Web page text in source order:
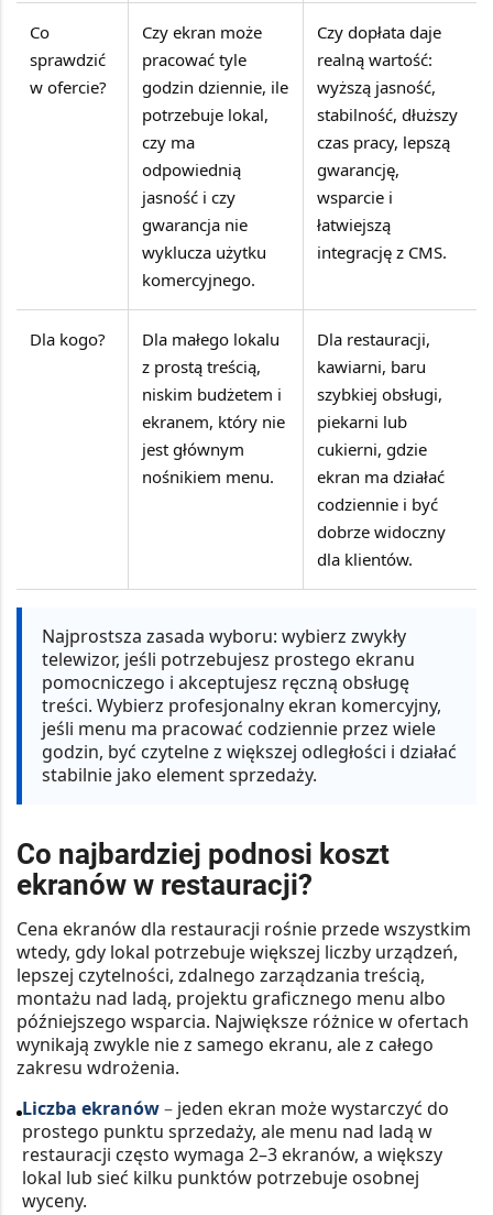
Co
sprawdzić
w ofercie?
Czy ekran może
pracować tyle
godzin dziennie, ile
potrzebuje lokal,
czy ma
odpowiednią
jasność i czy
gwarancja nie
wyklucza użytku
komercyjnego.
Czy dopłata daje
realną wartość:
wyższą jasność,
stabilność, dłuższy
czas pracy, lepszą
gwarancję,
wsparcie i
łatwiejszą
integrację z CMS.
Dla kogo?
Dla małego lokalu
z prostą treścią,
niskim budżetem i
ekranem, który nie
jest głównym
nośnikiem menu.
Dla restauracji,
kawiarni, baru
szybkiej obsługi,
piekarni lub
cukierni, gdzie
ekran ma działać
codziennie i być
dobrze widoczny
dla klientów.
Najprostsza zasada wyboru: wybierz zwykły
telewizor, jeśli potrzebujesz prostego ekranu
pomocniczego i akceptujesz ręczną obsługę
treści. Wybierz profesjonalny ekran komercyjny,
jeśli menu ma pracować codziennie przez wiele
godzin, być czytelne z większej odległości i działać
stabilnie jako element sprzedaży.
Co najbardziej podnosi koszt
ekranów w restauracji?
Cena ekranów dla restauracji rośnie przede wszystkim
wtedy, gdy lokal potrzebuje większej liczby urządzeń,
lepszej czytelności, zdalnego zarządzania treścią,
montażu nad ladą, projektu graficznego menu albo
późniejszego wsparcia. Największe różnice w ofertach
wynikają zwykle nie z samego ekranu, ale z całego
zakresu wdrożenia.
Liczba ekranów– jeden ekran może wystarczyć do
prostego punktu sprzedaży, ale menu nad ladą w
restauracji często wymaga 2–3 ekranów, a większy
lokal lub sieć kilku punktów potrzebuje osobnej
wyceny.